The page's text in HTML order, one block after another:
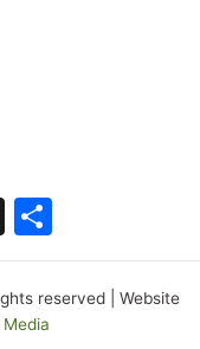
Snapchat
reserved | Website
Media